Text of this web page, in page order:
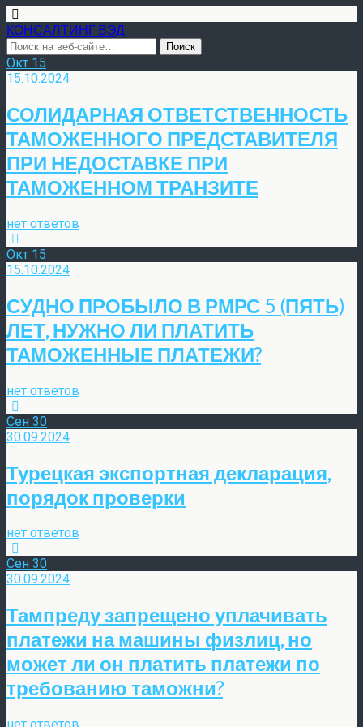
КОНСАЛТИНГ ВЭД
Окт 15
15.10.2024
СОЛИДАРНАЯ ОТВЕТСТВЕННОСТЬ
ТАМОЖЕННОГО ПРЕДСТАВИТЕЛЯ
ПРИ НЕДОСТАВКЕ ПРИ
ТАМОЖЕННОМ ТРАНЗИТЕ
нет ответов
Окт 15
15.10.2024
СУДНО ПРОБЫЛО В РМРС 5 (ПЯТЬ)
ЛЕТ, НУЖНО ЛИ ПЛАТИТЬ
ТАМОЖЕННЫЕ ПЛАТЕЖИ?
нет ответов
Сен 30
30.09.2024
Турецкая экспортная декларация,
порядок проверки
нет ответов
Сен 30
30.09.2024
Тампреду запрещено уплачивать
платежи на машины физлиц, но
может ли он платить платежи по
требованию таможни?